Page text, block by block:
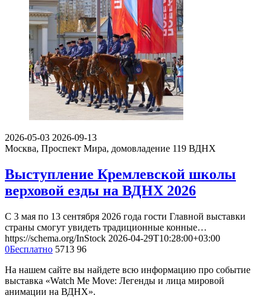
2026-05-03 2026-09-13
Москва, Проспект Мира, домовладение 119 ВДНХ
Выступление Кремлевской школы
верховой езды на ВДНХ 2026
С 3 мая по 13 сентября 2026 года гости Главной выставки
страны смогут увидеть традиционные конные…
https://schema.org/InStock 2026-04-29T10:28:00+03:00
0Бесплатно 5713 96
На нашем сайте вы найдете всю информацию про событие
выставка «Watch Me Move: Легенды и лица мировой
анимации на ВДНХ».